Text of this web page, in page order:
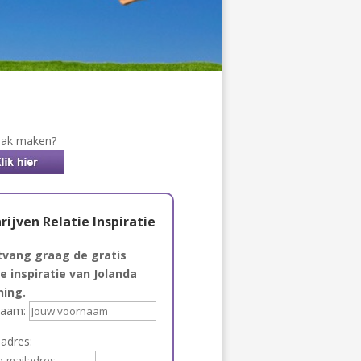
maken?
Relatie Inspiratie
graag de gratis
inspiratie van Jolanda